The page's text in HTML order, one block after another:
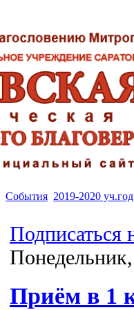
События 2019-2020 уч.год
Подписаться
Приём в 1